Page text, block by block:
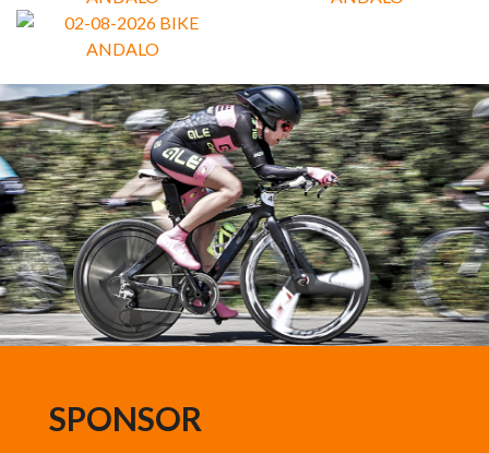
SPONSOR